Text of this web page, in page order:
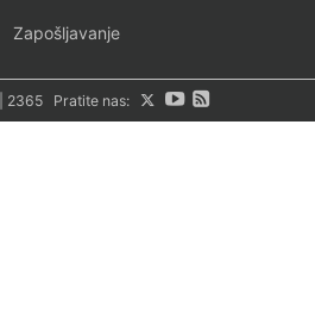
Zapošljavanje
2365Pratite nas: